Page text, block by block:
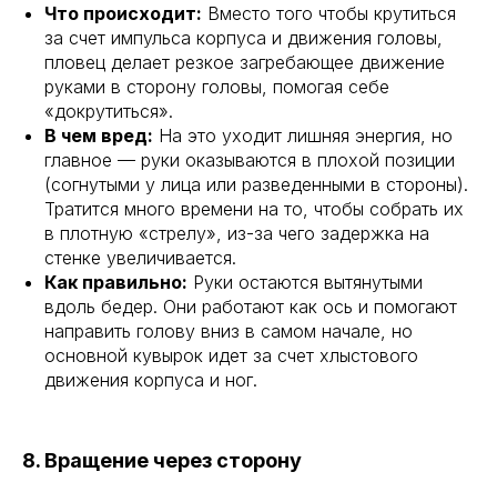
Что происходит: Вместо того чтобы крутиться
за счет импульса корпуса и движения головы,
пловец делает резкое загребающее движение
руками в сторону головы, помогая себе
«докрутиться».
В чем вред: На это уходит лишняя энергия, но
главное — руки оказываются в плохой позиции
(согнутыми у лица или разведенными в стороны).
Тратится много времени на то, чтобы собрать их
в плотную «стрелу», из-за чего задержка на
стенке увеличивается.
Как правильно: Руки остаются вытянутыми
вдоль бедер. Они работают как ось и помогают
направить голову вниз в самом начале, но
основной кувырок идет за счет хлыстового
движения корпуса и ног.
8. Вращение через сторону